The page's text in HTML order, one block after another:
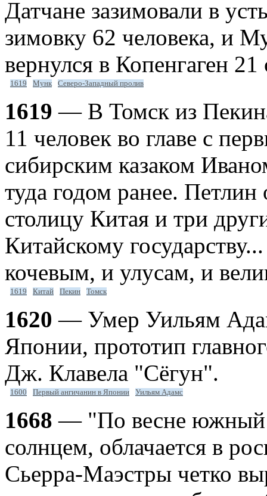
Датчане зазимовали в
зимовку 62 человека, и
вернулся в Копенгаген 21
1619 Мунк Северо-Западный пролив
1619 — В Томск из
11 человек во главе с
сибирским казаком
туда годом ранее.
столицу Китая и три
Китайскому
кочевым, и улусам, и
1619 Китай Пекин Томск
1620 — Умер Уильям
Японии, прототип
Дж. Клавела "Сёгун".
1600 Первый ангичанин в Японии Уильям Адамс
1668 — "По весне южный
солнцем, облачается в
Сьерра-Маэстры четко